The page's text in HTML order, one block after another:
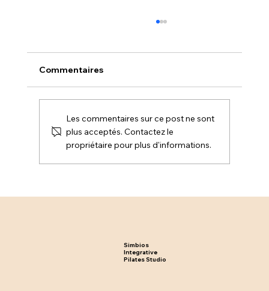
Body Summer : Préparez Votre Corps
Commentaires
Les commentaires sur ce post ne sont
plus acceptés. Contactez le
propriétaire pour plus d'informations.
Simbios
Integrative
Pilates Studio